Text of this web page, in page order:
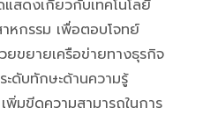
สดงเกี่ยวกับเทคโนโลยี
หกรรม เพื่อตอบโจทย์
ขยายเครือข่ายทางธุรกิจ
ดับทักษะด้านความรู้
พิ่มขีดความสามารถในการ